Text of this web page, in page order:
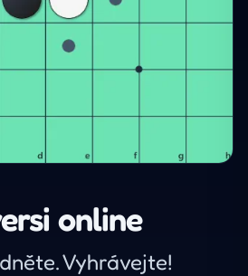
online
Vyhrávejte!